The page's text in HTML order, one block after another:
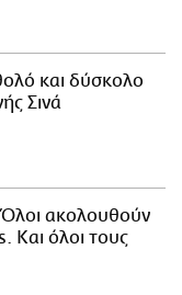
και δύσκολο
Σινά
ακολουθούν
Και όλοι τους